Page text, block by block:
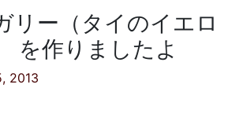
リー（タイのイエロ
を作りましたよ
2013